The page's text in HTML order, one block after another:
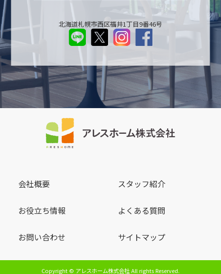
北海道札幌市西区福井1丁目9番46号
会社概要 スタッフ紹介
お役立ち情報 よくある質問
お問い合わせ サイトマップ
Copyright © アレスホーム株式会社 All rights Reserved.